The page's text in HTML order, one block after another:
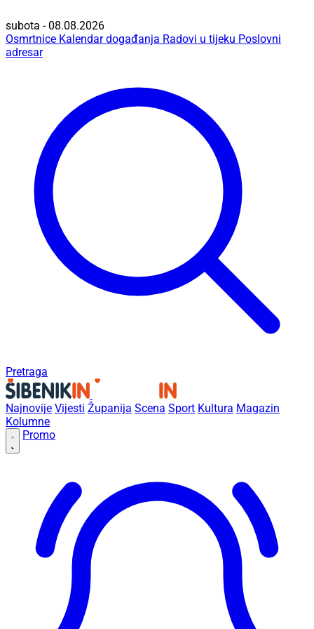
subota - 08.08.2026
Osmrtnice Kalendar događanja Radovi u tijeku Poslovni
adresar
Pretraga
Najnovije Vijesti Županija Scena Sport Kultura Magazin
Kolumne
Promo